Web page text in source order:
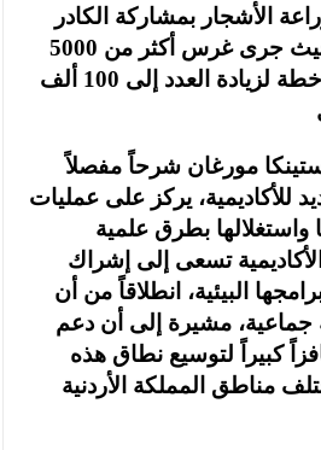
الأشجار بمشاركة الكادر
التدريسي والطلبة، حيث جرى غرس أكثر من 5000
شجرة حتى الآن، مع خطة لزيادة العدد إلى 100 ألف
مورغان شرحاً مفصلاً
يركز على عمليات
واستغلالها بطرق علمية
تسعى إلى إشراك
البيئية، انطلاقاً من أن
جماعية، مشيرة إلى أن دعم
كبيراً لتوسيع نطاق هذه
مناطق المملكة الأردنية